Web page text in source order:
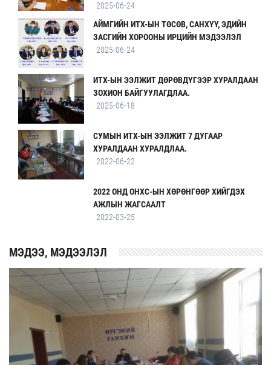
2025-06-24
АЙМГИЙН ИТХ-ЫН ТӨСӨВ, САНХҮҮ, ЭДИЙН
ЗАСГИЙН ХОРООНЫ ИРЦИЙН МЭДЭЭЛЭЛ
2025-06-24
ИТХ-ЫН ЭЭЛЖИТ ДӨРӨВДҮГЭЭР ХУРАЛДААН
ЗОХИОН БАЙГУУЛАГДЛАА.
2025-06-18
СУМЫН ИТХ-ЫН ЭЭЛЖИТ 7 ДУГААР
ХУРАЛДААН ХУРАЛДЛАА.
2022-06-22
2022 ОНД ОНХС-ЫН ХӨРӨНГӨӨР ХИЙГДЭХ
АЖЛЫН ЖАГСААЛТ
2022-03-25
MЭДЭЭ, МЭДЭЭЛЭЛ